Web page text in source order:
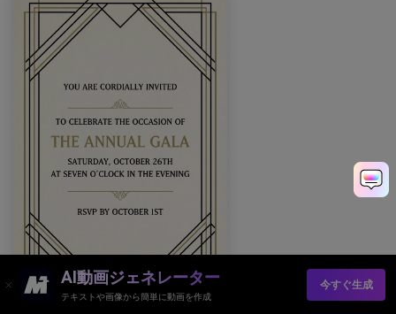
AI動画ジェネレーター
テキストや画像から簡単に動画を作成
今すぐ生成